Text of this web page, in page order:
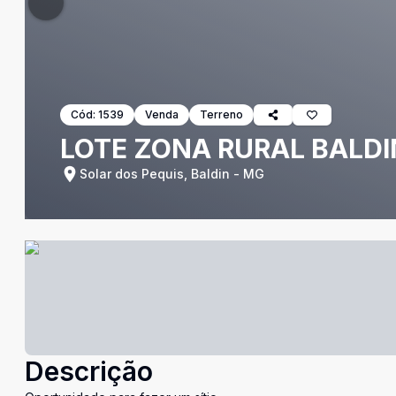
Cód: 1539 Venda Terreno
LOTE ZONA RURAL
Solar dos Pequis, Baldin - MG
Descrição